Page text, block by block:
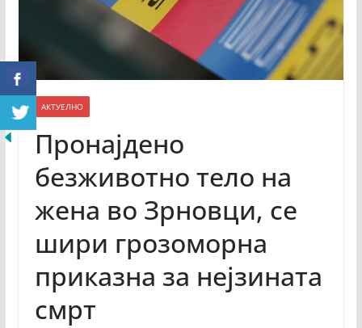
АКТУЕЛНО
Пронајдено
безживотно тело на
жена во Зрновци, се
шири грозоморна
приказна за нејзината
смрт